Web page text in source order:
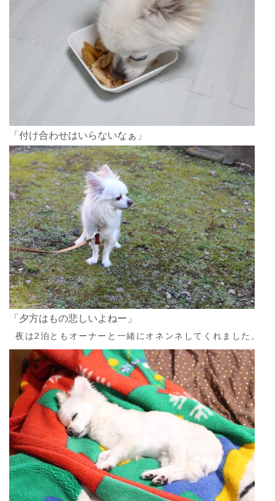
「付け合わせはいらないなぁ」
「夕方はもの悲しいよねー」
夜は2泊ともオーナーと一緒にオネンネしてくれました。